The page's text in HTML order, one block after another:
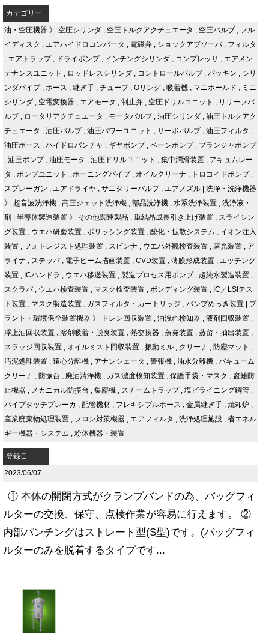
カテゴリー
油・空圧機器 》 空圧シリンダ , 空圧トルクアクチュエータ , 空圧バルブ , フル
イディスク , エアハイドロコンバータ , 電磁弁 , ショックアブソーバ, フィルタ
, エアトラップ, ドライポンプ, インチングシリンダ , コンプレッサ , エアメン
テナンスユニット , ロッドレスシリンダ , コントロールバルブ , パッキン , シリ
ンダパイプ, ホース , 継ぎ手 , チューブ , Oリング , 吸着機 , マニホールド , ミニ
シリンダ , 空電変換器 , エアモータ , 制止弁 , 空圧ドリルユニット , リリーフバ
ルブ , ロータリアクチュエータ , モータバルブ , 油圧シリンダ , 油圧トルクアク
チュエータ , 油圧バルブ , 油圧パワーユニット , サーボバルブ , 油圧フィルタ ,
油圧ホース , ハイドロパンチャ , ギヤポンプ, ベーンポンプ, プランジャポンプ
, 油圧ポンプ, 油圧モータ , 油圧ドリルユニット , 集中潤滑装置 , アキュムレー
タ , ポンプユニット , ホーニングパイプ, オイルクリーナ , トロコイドポンプ,
スプレーガン , エアドライヤ , サニタリーバルブ , エアノズル
洗浄・洗浄機器
》 超音波洗浄機 , 高圧ジェット洗浄機 , 部品洗浄機 , 水系洗浄装置 , 洗浄液・
剤
半導体製造装置 》 その他関連製品 , 単結晶成長引き上げ装置 , スライシン
グ装置 , ウエハ研磨装置 , ポリッシング装置 , 酸化・拡散システム , イオン注入
装置 , フォトレジスト処理装置 , スピンナ , ウエハ外観検査装置 , 露光装置 , ア
ライナ , ステッパ , 電子ビーム描画装置 , CVD装置 , 薄膜形成装置 , エッチング
装置 , ICハンドラ , ウエハ移送装置 , 製造プロセス用ポンプ, 超純水製造装置 ,
スクラバ, ウエハ検査装置 , マスク検査装置 , ボンディング装置 , IC／LSIテス
ト装置 , マスク製造装置 , ガスフィルタ・カートリッジ , バンプめっき装置
プ
ラント・環境保全装置機器 》 ドレン回収装置 , 油洩れ検知器 , 液剤回収装置 ,
浮上油回収装置 , 溶剤吸着・脱臭装置 , 熱交換器 , 蒸発装置 , 蒸留・抽出装置 ,
スラッジ回収装置 , オイルミスト回収装置 , 振動ミル , クリーナ , 防塵マット ,
汚泥処理装置 , 遠心分離機 , アナンシェータ , 警報機 , 油水分離機 , バキューム
クリーナ , 防振台 , 廃油清浄機 , ガス濃度検知装置 , 保護手袋・マスク , 盗難防
止機器 , メカニカル防振台 , 集塵機 , スチームトラップ, 塩ビライニング鋼管 ,
パイプタッチブレーカ , 配管機材 , フレキシブルホース , 金属継ぎ手 , 焼却炉 ,
産業廃棄物処理装置 , フロン対策機器 , エアフィルタ , 洗浄処理施設 , 省エネル
ギー機器・システム , 粉体機器・装置
登録日
2023/06/07
① 本体の開閉方式がクランプバンドの為、バッグフィ
ルターの交換、保守、点検作業が容易に行えます。 ②
内部パンチングはストレート型(S型)です。(バッグフィ
ルターのみを脱着するタイプです...